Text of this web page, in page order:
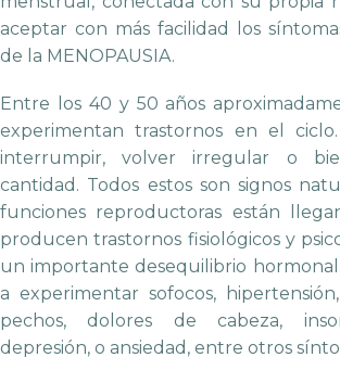
aceptar con más facilidad los
de la MENOPAUSIA.
Entre los 40 y 50 años
experimentan trastornos en el
interrumpir, volver irregular o
cantidad. Todos estos son signos
funciones reproductoras están
producen trastornos fisiológicos y
un importante desequilibrio
a experimentar sofocos,
pechos, dolores de cabeza,
depresión, o ansiedad, entre otros